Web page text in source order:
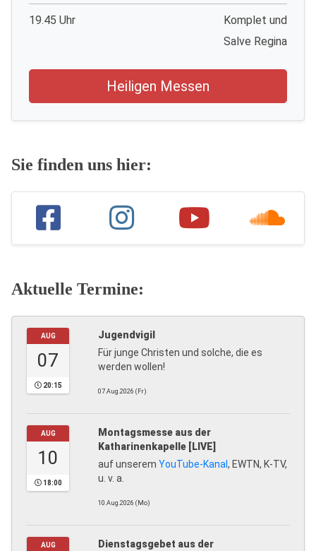
19.45 Uhr
Komplet und
Salve Regina
Heiligen Messen
Sie finden uns hier:
Aktuelle Termine:
AUG
07
20:15
Jugendvigil
Für junge Christen und solche, die es
werden wollen!
07.Aug.2026 (Fr)
AUG
10
18:00
Montagsmesse aus der
Katharinenkapelle [LIVE]
auf unserem YouTube-Kanal, EWTN, K-TV,
u. v. a.
10.Aug.2026 (Mo)
AUG
Dienstagsgebet aus der